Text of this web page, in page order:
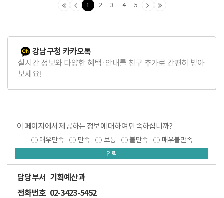
맨
이
지
이
지
로
1 2 3 4 5
다
로
맨
이
로
강남구청 카카오톡
실시간 정보와 다양한 혜택·안내를 친구 추가로 간편히 받아
보세요!
이 페이지에서 제공하는 정보에 대하여 만족하십니까?
매우만족 만족 보통 불만족 매우불만족
입력
담당부서 기획예산과
전화번호 02-3423-5452